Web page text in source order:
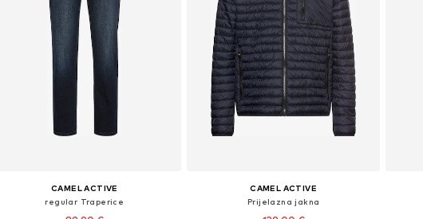
CAMEL ACTIVE
regular Traperice
CAMEL ACTIVE
Prijelazna jakna